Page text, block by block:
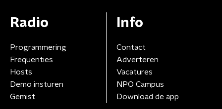
Radio
Programmering
Frequenties
Hosts
Demo insturen
Gemist
Info
Contact
Adverteren
Vacatures
NPO Campus
Download de app